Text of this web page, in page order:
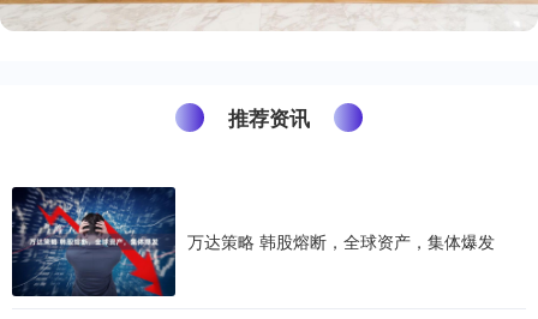
推荐资讯
万达策略 韩股熔断，全球资产，集体爆发